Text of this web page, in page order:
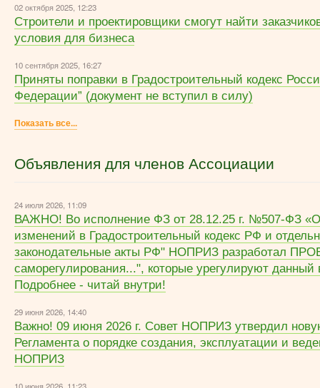
02 октября 2025, 12:23
Строители и проектировщики смогут найти
условия для бизнеса
10 сентября 2025, 16:27
Приняты поправки в Градостроительный кодекс
Федерации” (документ не вступил в силу)
Показать все...
Объявления для членов Ассоциации
24 июля 2026, 11:09
ВАЖНО! Во исполнение ФЗ от 28.12.25 г. №507-ФЗ
изменений в Градостроительный кодекс РФ и
законодательные акты РФ" НОПРИЗ разработал
саморегулирования...", которые урегулируют данный
Подробнее - читай внутри!
29 июня 2026, 14:40
Важно! 09 июня 2026 г. Совет НОПРИЗ утвердил
Регламента о порядке создания, эксплуатации и
НОПРИЗ